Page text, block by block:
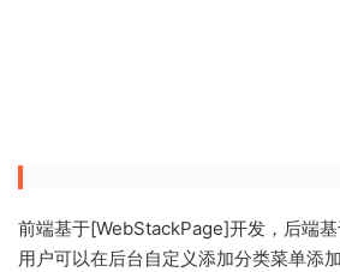
前端基于[WebStackPage]开发，后端
用户可以在后台自定义添加分类菜单添